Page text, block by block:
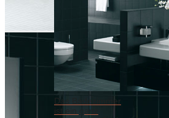
Das Badezimmer
ist ein ganz